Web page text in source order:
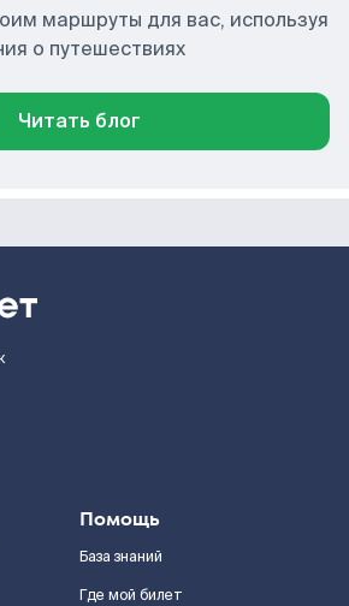
маршруты для вас, используя
о путешествиях
Читать блог
Помощь
База знаний
Где мой билет